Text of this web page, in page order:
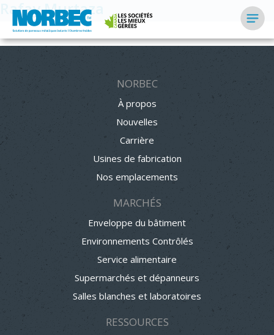
Rafay Murtaza
NORBEC
À propos
Nouvelles
Carrière
Usines de fabrication
Nos emplacements
MARCHÉS
Enveloppe du bâtiment
Environnements Contrôlés
Service alimentaire
Supermarchés et dépanneurs
Salles blanches et laboratoires
RESSOURCES